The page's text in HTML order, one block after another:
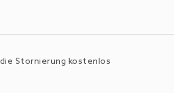
Stornierung kostenlos